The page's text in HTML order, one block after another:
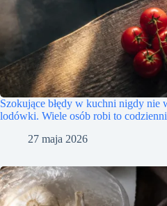
Szokujące błędy w kuchni nigdy nie
lodówki. Wiele osób robi to
27 maja 2026